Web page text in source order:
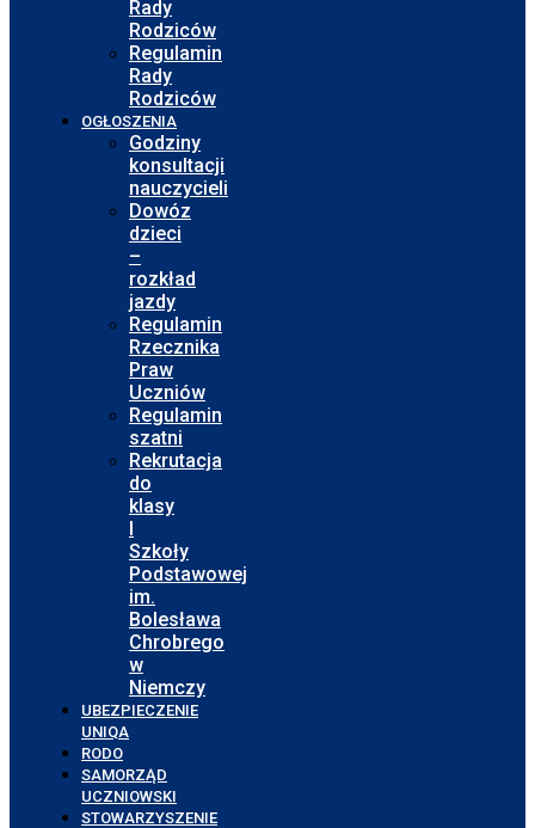
Rady
Rodziców
Regulamin
Rady
Rodziców
OGŁOSZENIA
Godziny
konsultacji
nauczycieli
Dowóz
dzieci
–
rozkład
jazdy
Regulamin
Rzecznika
Praw
Uczniów
Regulamin
szatni
Rekrutacja
do
klasy
I
Szkoły
Podstawowej
im.
Bolesława
Chrobrego
w
Niemczy
UBEZPIECZENIE
UNIQA
RODO
SAMORZĄD
UCZNIOWSKI
STOWARZYSZENIE